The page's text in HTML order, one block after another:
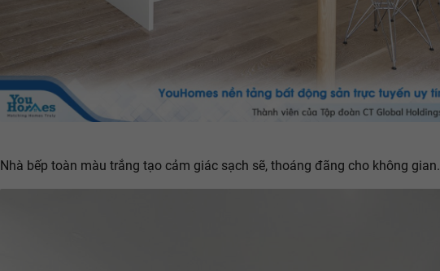
Nhà bếp toàn màu trắng tạo cảm giác sạch sẽ, thoáng đãng cho không gian.